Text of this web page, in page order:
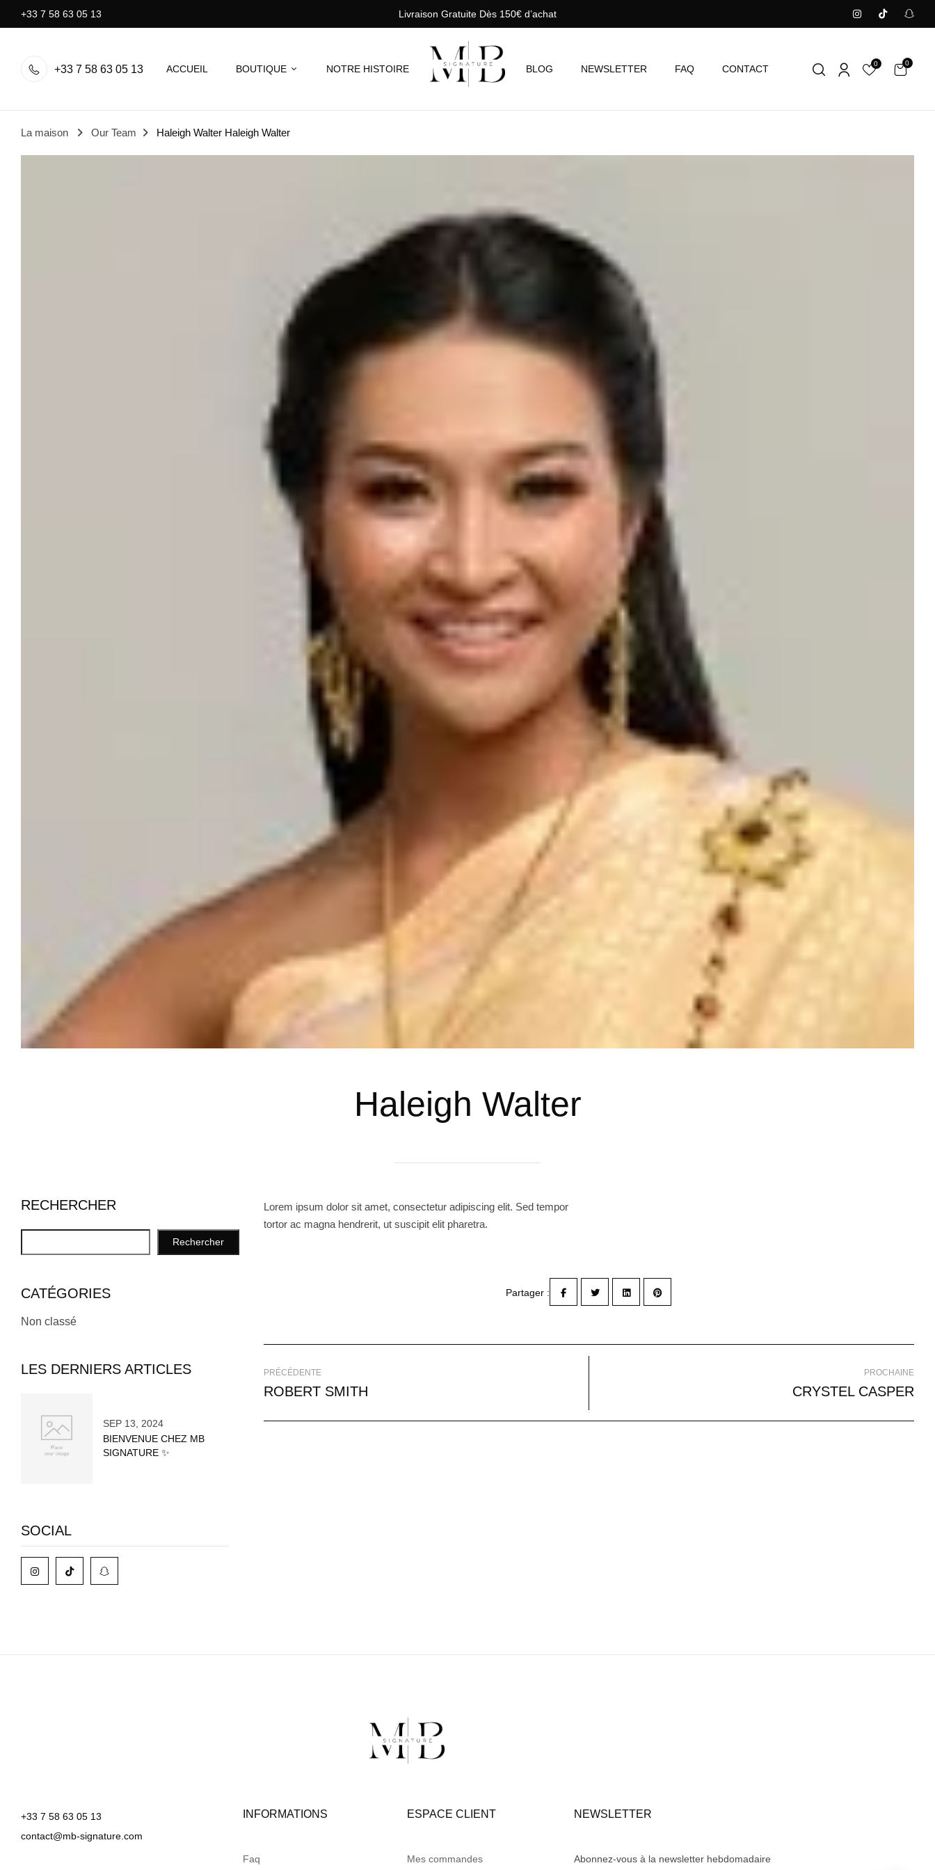
+33 7 58 63 05 13 Livraison Gratuite Dès 150€ d’achat
+33 7 58 63 05 13 ACCUEIL BOUTIQUE NOTRE HISTOIRE BLOG NEWSLETTER FAQ CONTACT 0 0
La maison Our Team Haleigh Walter Haleigh Walter
Haleigh Walter
RECHERCHER
Rechercher
CATÉGORIES
Non classé
LES DERNIERS ARTICLES
SEP 13, 2024
BIENVENUE CHEZ MB
SIGNATURE ✨
SOCIAL
Lorem ipsum dolor sit amet, consectetur adipiscing elit. Sed tempor
tortor ac magna hendrerit, ut suscipit elit pharetra.
Partager :
PRÉCÉDENTE
ROBERT SMITH
PROCHAINE
CRYSTEL CASPER
+33 7 58 63 05 13
contact@mb-signature.com
INFORMATIONS
Faq
ESPACE CLIENT
Mes commandes
NEWSLETTER
Abonnez-vous à la newsletter hebdomadaire